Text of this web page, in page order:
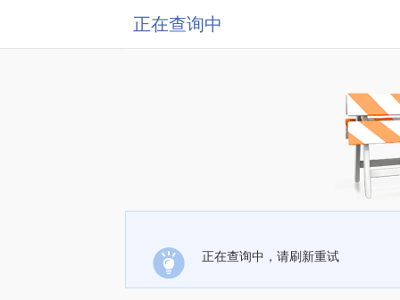
正在查询中
正在查询中，请刷新重试